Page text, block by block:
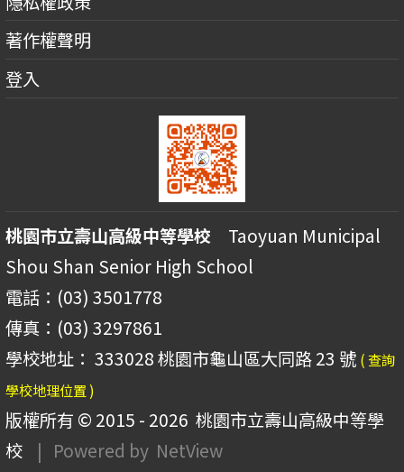
著作權聲明
登入
桃園市立壽山高級中等學校 Taoyuan Municipal
Shou Shan Senior High School
電話：(03) 3501778
傳真：(03) 3297861
學校地址： 333028 桃園市龜山區大同路 23 號 ( 查詢
學校地理位置 )
版權所有 © 2015 - 2026 桃園市立壽山高級中等學
校
| Powered by NetView